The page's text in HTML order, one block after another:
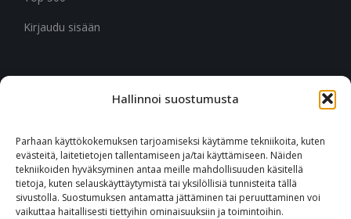
Hallinnoi suostumusta
Parhaan käyttökokemuksen tarjoamiseksi käytämme tekniikoita, kuten
evästeitä, laitetietojen tallentamiseen ja/tai käyttämiseen. Näiden
tekniikoiden hyväksyminen antaa meille mahdollisuuden käsitellä
tietoja, kuten selauskäyttäytymistä tai yksilöllisiä tunnisteita tällä
sivustolla. Suostumuksen antamatta jättäminen tai peruuttaminen voi
vaikuttaa haitallisesti tiettyihin ominaisuuksiin ja toimintoihin.
Kirjaudu sisään
CITYMARK SUOMI
02330 Espoo
+46 651 760 400